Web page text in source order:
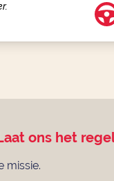
ons het
missie.